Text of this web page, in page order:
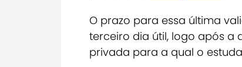
O prazo para essa última
terceiro dia útil, logo após
privada para a qual o